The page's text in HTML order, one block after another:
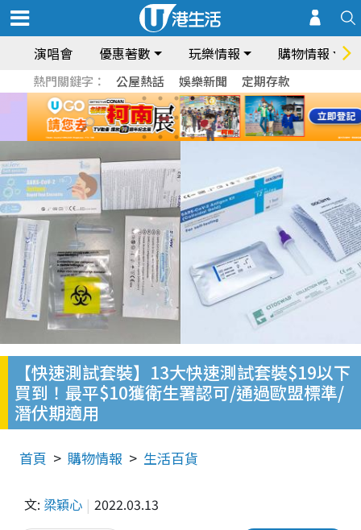
演唱會 優惠著數 玩樂情報 購物情報
熱門關鍵字： 公屋熱話 娛樂新聞 定期存款
【快速測試套裝】13大快速測試套裝$19以下
買到！最平$10獲衛生署認可/通過歐盟標準/
潛伏期適用
首頁 購物情報 生活百貨
文: 梁穎心 2022.03.13